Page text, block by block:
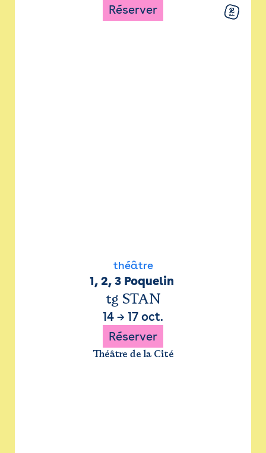
Réserver
théâtre
1, 2, 3 Poquelin
tg STAN
14 → 17 oct.
Réserver
Théâtre de la Cité